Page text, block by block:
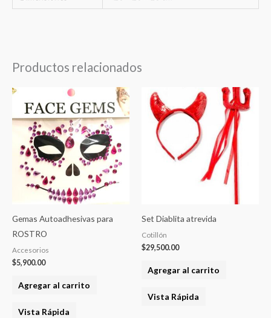
Productos relacionados
Gemas Autoadhesivas para
ROSTRO
Accesorios
$5,900.00
Agregar al carrito
Vista Rápida
Set Diablita atrevida
Cotillón
$29,500.00
Agregar al carrito
Vista Rápida